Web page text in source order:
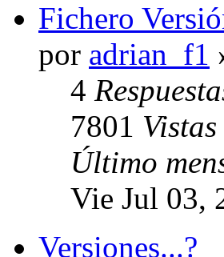
Fichero
por adrian_f1
4
7801 Vistas
Último
Vie Jul 03,
Versiones...?